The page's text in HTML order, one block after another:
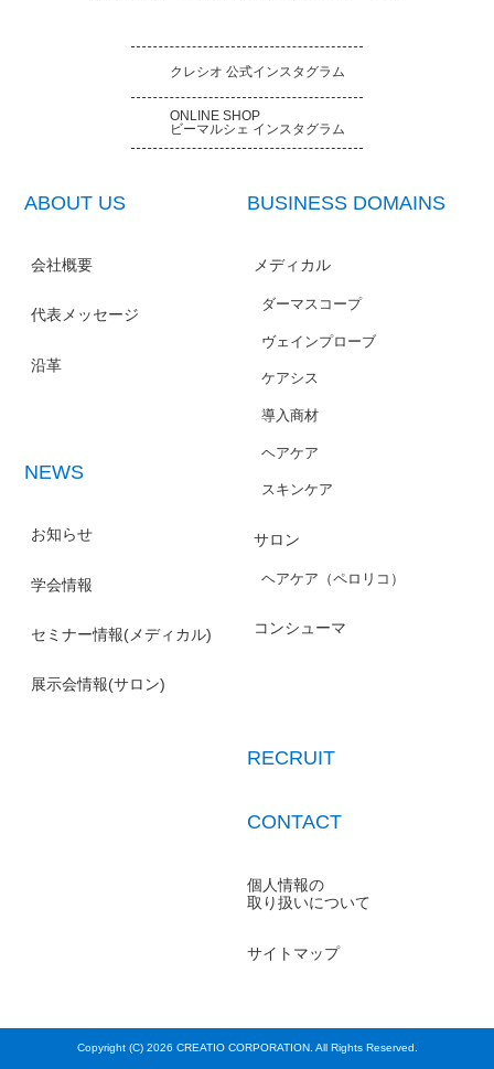
クレシオ 公式インスタグラム
ONLINE SHOP
ビーマルシェ インスタグラム
ABOUT US
会社概要
代表メッセージ
沿革
NEWS
お知らせ
学会情報
セミナー情報(メディカル)
展示会情報(サロン)
BUSINESS DOMAINS
メディカル
ダーマスコープ
ヴェインプローブ
ケアシス
導入商材
ヘアケア
スキンケア
サロン
ヘアケア（ペロリコ）
コンシューマ
RECRUIT
CONTACT
個人情報の
取り扱いについて
サイトマップ
Copyright (C) 2026 CREATIO CORPORATION. All Rights Reserved.